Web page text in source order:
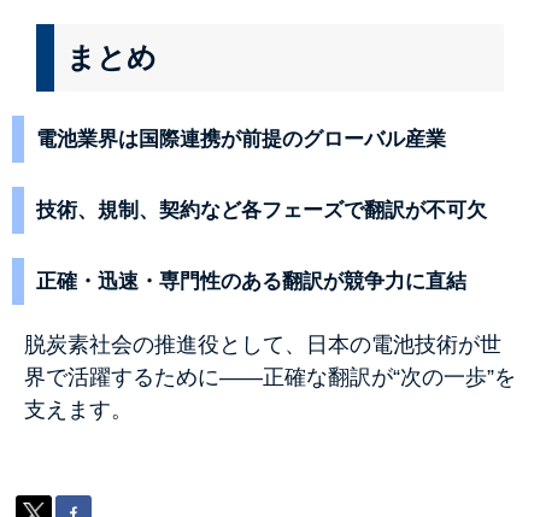
まとめ
電池業界は国際連携が前提のグローバル産業
技術、規制、契約など各フェーズで翻訳が不可欠
正確・迅速・専門性のある翻訳が競争力に直結
脱炭素社会の推進役として、日本の電池技術が世
界で活躍するために――正確な翻訳が“次の一歩”を
支えます。